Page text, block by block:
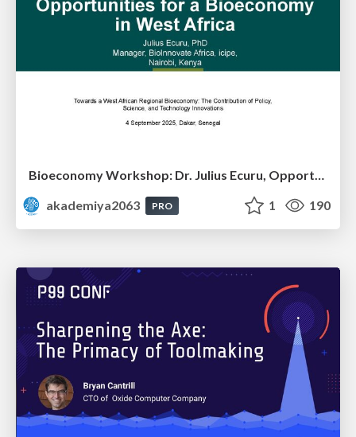
akademiya2063
PRO 1 190